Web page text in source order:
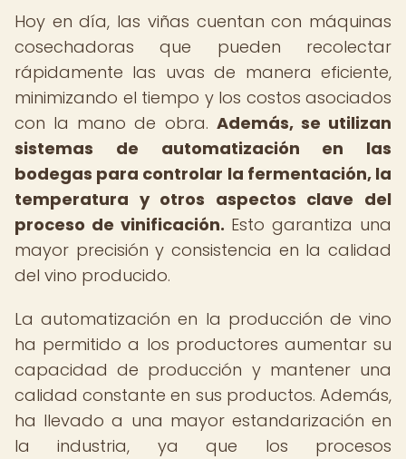
Hoy en día, las viñas cuentan con máquinas
cosechadoras que pueden recolectar
rápidamente las uvas de manera eficiente,
minimizando el tiempo y los costos asociados
con la mano de obra. Además, se utilizan
sistemas de automatización en las
bodegas para controlar la fermentación, la
temperatura y otros aspectos clave del
proceso de vinificación. Esto garantiza una
mayor precisión y consistencia en la calidad
del vino producido.
La automatización en la producción de vino
ha permitido a los productores aumentar su
capacidad de producción y mantener una
calidad constante en sus productos. Además,
ha llevado a una mayor estandarización en
la industria, ya que los procesos